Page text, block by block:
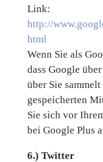
Link:
http://
html
Wenn Sie als
dass Google
über Sie
gespeicherten
Sie sich vor
bei Google Plus
6.) Twitter